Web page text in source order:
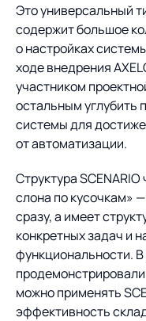
Это универсальный
содержит большое
о настройках
ходе внедрения
участником
остальным углубить
системы для
от автоматизации.
Структура
слона по кусочкам»
сразу, а имеет
конкретных задач и
функциональности.
можно применять
эффективность